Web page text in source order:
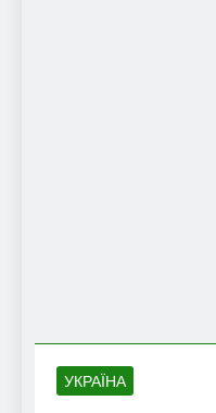
УКРАЇНА